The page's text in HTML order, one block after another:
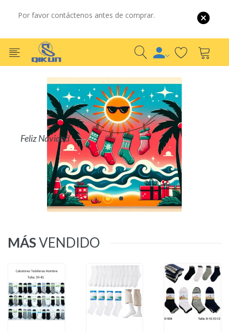
Por favor contáctenos antes de comprar.
Por Mayor
Por Detalle
COMPRAR AHORA
MÁSVENDIDO